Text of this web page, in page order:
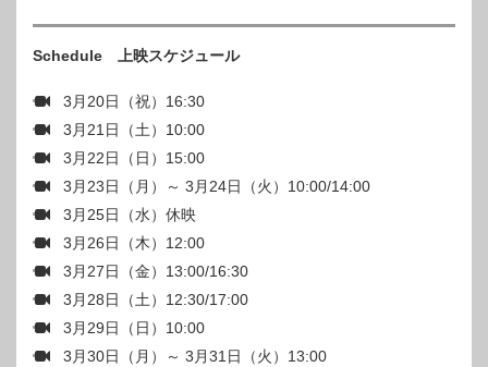
Schedule 上映スケジュール
3月20日（祝）16:30
3月21日（土）10:00
3月22日（日）15:00
3月23日（月）～ 3月24日（火）10:00/14:00
3月25日（水）休映
3月26日（木）12:00
3月27日（金）13:00/16:30
3月28日（土）12:30/17:00
3月29日（日）10:00
3月30日（月）～ 3月31日（火）13:00